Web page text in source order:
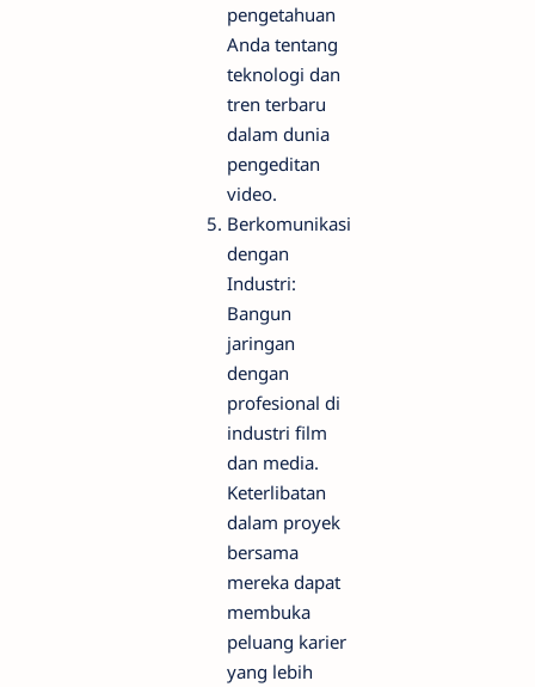
pengetahuan
Anda tentang
teknologi dan
tren terbaru
dalam dunia
pengeditan
video.
Berkomunikasi
dengan
Industri:
Bangun
jaringan
dengan
profesional di
industri film
dan media.
Keterlibatan
dalam proyek
bersama
mereka dapat
membuka
peluang karier
yang lebih